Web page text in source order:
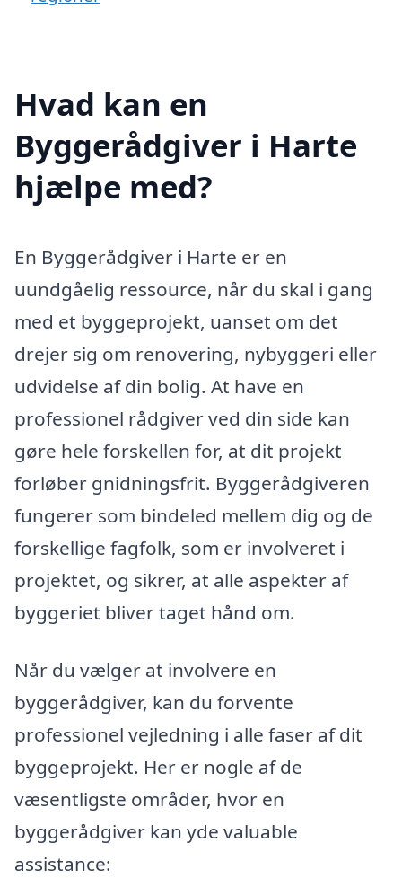
Hvad kan en
Byggerådgiver i Harte
hjælpe med?
En Byggerådgiver i Harte er en
uundgåelig ressource, når du skal i gang
med et byggeprojekt, uanset om det
drejer sig om renovering, nybyggeri eller
udvidelse af din bolig. At have en
professionel rådgiver ved din side kan
gøre hele forskellen for, at dit projekt
forløber gnidningsfrit. Byggerådgiveren
fungerer som bindeled mellem dig og de
forskellige fagfolk, som er involveret i
projektet, og sikrer, at alle aspekter af
byggeriet bliver taget hånd om.
Når du vælger at involvere en
byggerådgiver, kan du forvente
professionel vejledning i alle faser af dit
byggeprojekt. Her er nogle af de
væsentligste områder, hvor en
byggerådgiver kan yde valuable
assistance: